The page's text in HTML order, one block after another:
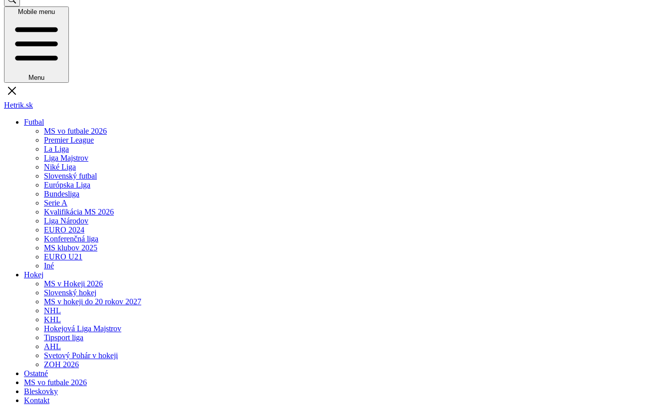
Mobile menu
Menu
Hetrik.sk
Futbal
MS vo futbale 2026
Premier League
La Liga
Liga Majstrov
Niké Liga
Slovenský futbal
Európska Liga
Bundesliga
Serie A
Kvalifikácia MS 2026
Liga Národov
EURO 2024
Konferenčná liga
MS klubov 2025
EURO U21
Iné
Hokej
MS v Hokeji 2026
Slovenský hokej
MS v hokeji do 20 rokov 2027
NHL
KHL
Hokejová Liga Majstrov
Tipsport liga
AHL
Svetový Pohár v hokeji
ZOH 2026
Ostatné
MS vo futbale 2026
Bleskovky
Kontakt